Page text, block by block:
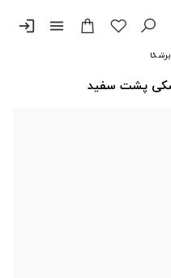
menu
login
برشکا
پشت سفید